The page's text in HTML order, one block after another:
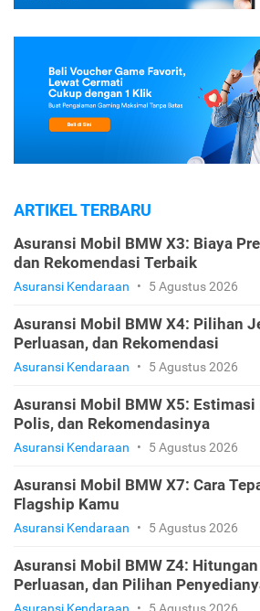
ARTIKEL TERBARU
Asuransi Mobil BMW X3: Biaya
dan Rekomendasi Terbaik
Asuransi Kendaraan • 5 Agustus 2026
Asuransi Mobil BMW X4: Pilihan
Perluasan, dan Rekomendasi
Asuransi Kendaraan • 5 Agustus 2026
Asuransi Mobil BMW X5:
Polis, dan Rekomendasinya
Asuransi Kendaraan • 5 Agustus 2026
Asuransi Mobil BMW X7: Cara
Flagship Kamu
Asuransi Kendaraan • 5 Agustus 2026
Asuransi Mobil BMW Z4:
Perluasan, dan Pilihan
Asuransi Kendaraan • 5 Agustus 2026